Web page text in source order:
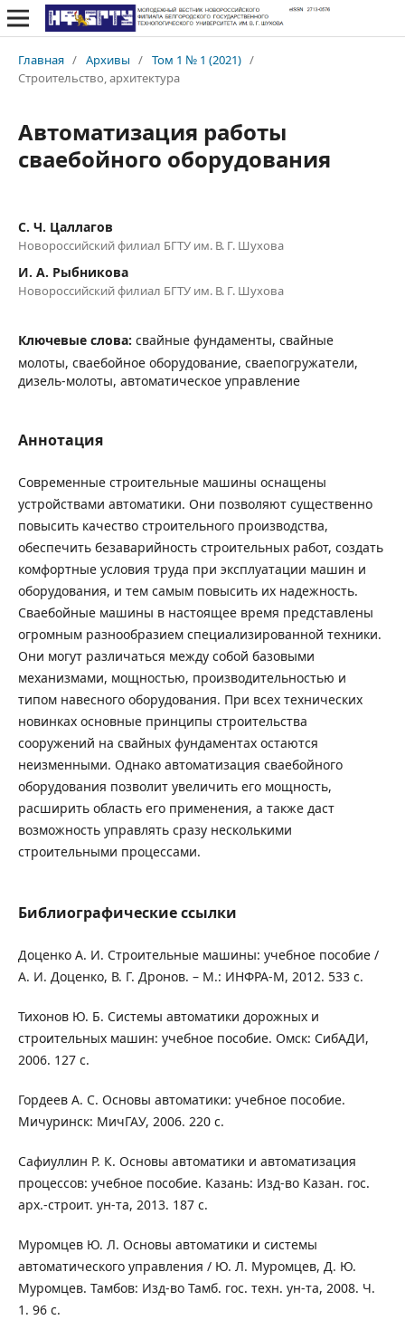
Главная / Архивы / Том 1 № 1 (2021) /
Строительство, архитектура
Автоматизация работы
сваебойного оборудования
С. Ч. Цаллагов
Новороссийский филиал БГТУ им. В. Г. Шухова
И. А. Рыбникова
Новороссийский филиал БГТУ им. В. Г. Шухова
Ключевые слова: свайные фундаменты, свайные
молоты, сваебойное оборудование, сваепогружатели,
дизель-молоты, автоматическое управление
Аннотация
Современные строительные машины оснащены
устройствами автоматики. Они позволяют существенно
повысить качество строительного производства,
обеспечить безаварийность строительных работ, создать
комфортные условия труда при эксплуатации машин и
оборудования, и тем самым повысить их надежность.
Сваебойные машины в настоящее время представлены
огромным разнообразием специализированной техники.
Они могут различаться между собой базовыми
механизмами, мощностью, производительностью и
типом навесного оборудования. При всех технических
новинках основные принципы строительства
сооружений на свайных фундаментах остаются
неизменными. Однако автоматизация сваебойного
оборудования позволит увеличить его мощность,
расширить область его применения, а также даст
возможность управлять сразу несколькими
строительными процессами.
Библиографические ссылки
Доценко А. И. Строительные машины: учебное пособие /
А. И. Доценко, В. Г. Дронов. – М.: ИНФРА-М, 2012. 533 с.
Тихонов Ю. Б. Системы автоматики дорожных и
строительных машин: учебное пособие. Омск: СибАДИ,
2006. 127 с.
Гордеев А. С. Основы автоматики: учебное пособие.
Мичуринск: МичГАУ, 2006. 220 с.
Сафиуллин Р. К. Основы автоматики и автоматизация
процессов: учебное пособие. Казань: Изд-во Казан. гос.
арх.-строит. ун-та, 2013. 187 с.
Муромцев Ю. Л. Основы автоматики и системы
автоматического управления / Ю. Л. Муромцев, Д. Ю.
Муромцев. Тамбов: Изд-во Тамб. гос. техн. ун-та, 2008. Ч.
1. 96 с.